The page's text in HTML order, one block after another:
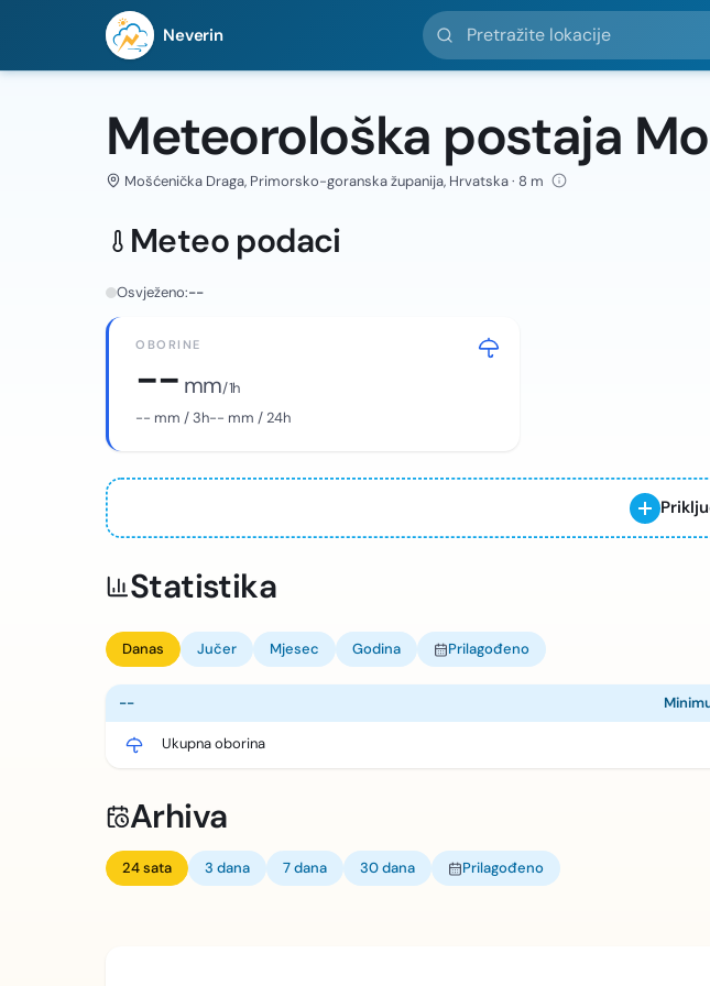
Neverin
Pretražite lokacije
Meteorološka postaja
Mošćenička Draga, Primorsko-goranska županija, Hrvatska · 8 m
Meteo podaci
Osvježeno:--
OBORINE
-- mm/ 1h
-- mm / 3h-- mm / 24h
Statistika
Danas Jučer Mjesec Godina Prilagođeno
--
Ukupna oborina
Arhiva
24 sata 3 dana 7 dana 30 dana Prilagođeno